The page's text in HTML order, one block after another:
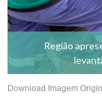
Região
Download Imagem